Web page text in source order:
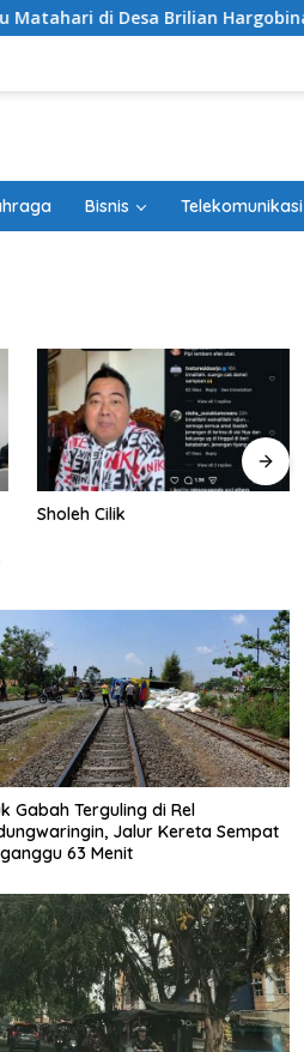
Brilian Hargobinangun Sleman
Bisnis Telekomunikasi
Sholeh Cilik
Gabah Terguling di Rel
Jalur Kereta Sempat
63 Menit